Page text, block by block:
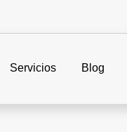
Servicios Blog